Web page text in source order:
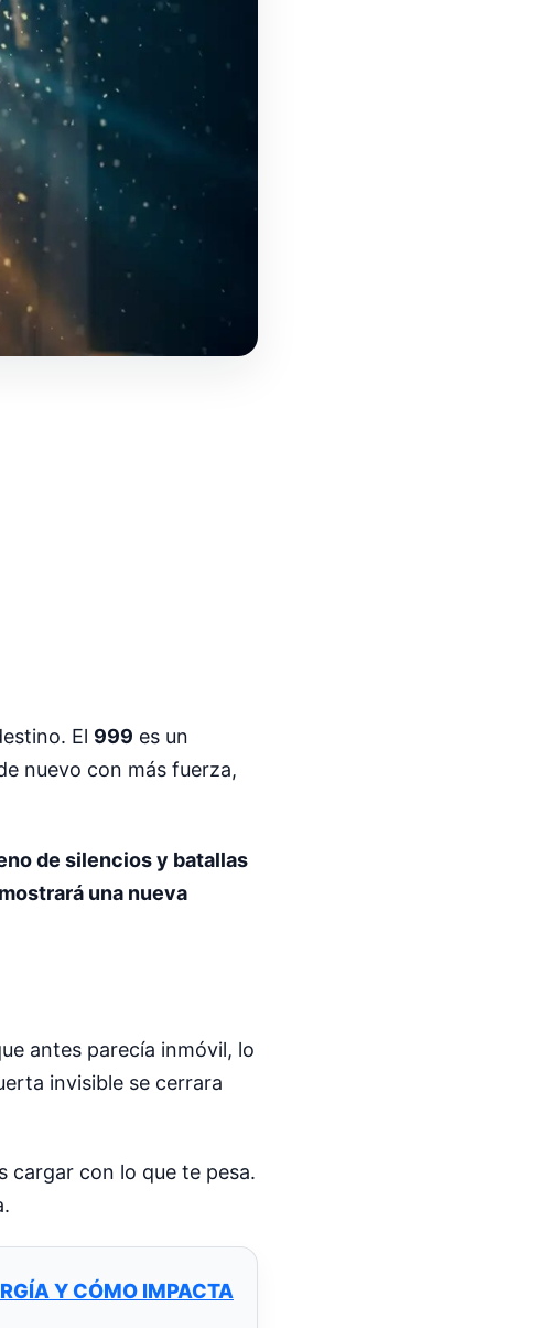
El 999 es un
nuevo con más fuerza,
de silencios y batallas
una nueva
antes parecía inmóvil, lo
invisible se cerrara
cargar con lo que te pesa.
Y CÓMO IMPACTA